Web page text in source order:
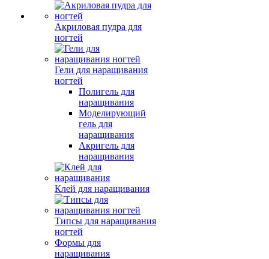
Акриловая пудра для
ногтей
Гели для наращивания
ногтей
Полигель для
наращивания
Моделирующий
гель для
наращивания
Акригель для
наращивания
Клей для наращивания
Типсы для наращивания
ногтей
Формы для
наращивания